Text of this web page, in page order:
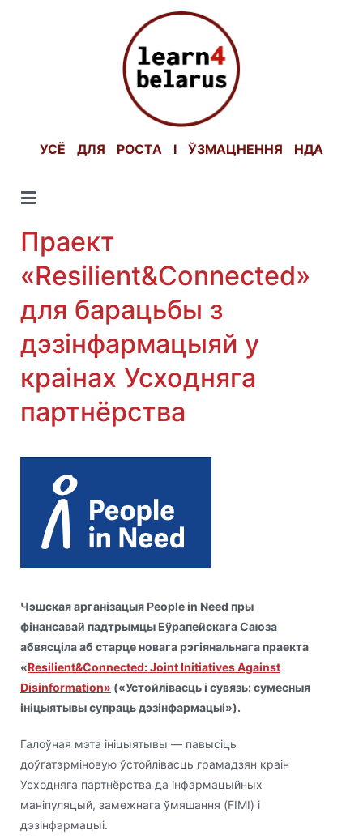
УСЁ ДЛЯ РОСТА І ЎЗМАЦНЕННЯ НДА
Праект
«Resilient&Connected»
для барацьбы з
дэзінфармацыяй у
краінах Усходняга
партнёрства
Чэшская арганізацыя People in Need пры
фінансавай падтрымцы Еўрапейскага Саюза
абвясціла аб старце новага рэгіянальнага праекта
«Resilient&Connected: Joint Initiatives Against
Disinformation» («Устойлівасць і сувязь: сумесныя
ініцыятывы супраць дэзінфармацыі»).
Галоўная мэта ініцыятывы — павысіць
доўгатэрміновую ўстойлівасць грамадзян краін
Усходняга партнёрства да інфармацыйных
маніпуляцый, замежнага ўмяшання (FIMI) і
дэзінфармацыі.